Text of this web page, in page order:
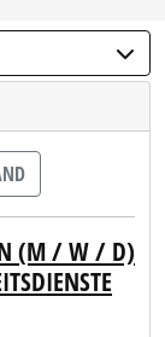
(M / W / D)